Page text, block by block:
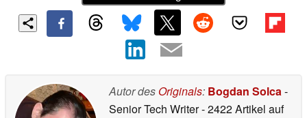
Autor des Originals: Bogdan Solca-
Senior Tech Writer- 2422 Artikel auf